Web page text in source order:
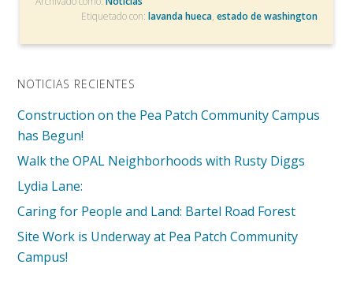
Etiquetado con: lavanda hueca, estado de washington
NOTICIAS RECIENTES
Construction on the Pea Patch Community Campus
has Begun!
Walk the OPAL Neighborhoods with Rusty Diggs
Lydia Lane:
Caring for People and Land: Bartel Road Forest
Site Work is Underway at Pea Patch Community
Campus!